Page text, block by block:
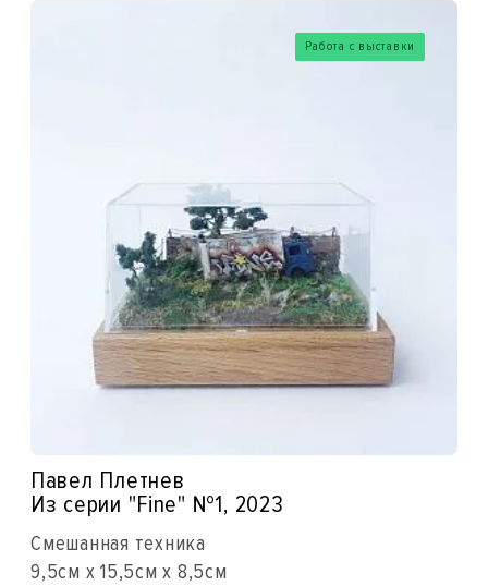
Работа с выставки
Павел Плетнев
Из серии "Fine" №1, 2023
Смешанная техника
9,5см x 15,5см x 8,5см